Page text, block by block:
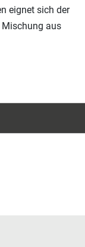
eignet sich der
Mischung aus